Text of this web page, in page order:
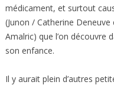
médicament, et surtout
(Junon / Catherine
Amalric) que l’on
son enfance.
Il y aurait plein d’autres